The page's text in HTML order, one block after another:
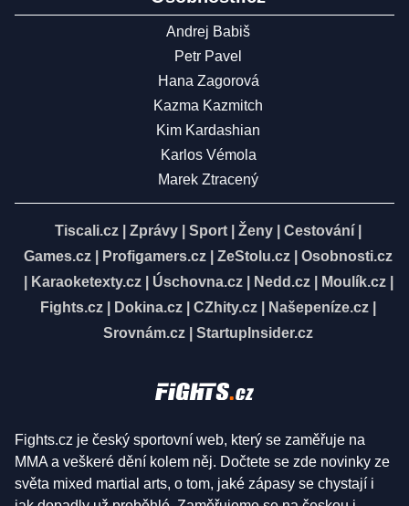
Andrej Babiš
Petr Pavel
Hana Zagorová
Kazma Kazmitch
Kim Kardashian
Karlos Vémola
Marek Ztracený
Tiscali.cz Zprávy Sport Ženy Cestování
Games.cz
Profigamers.cz ZeStolu.cz
Osobnosti.cz
Karaoketexty.cz| Úschovna.cz| Nedd.cz| Moulík.cz|
Fights.cz
Dokina.cz CZhity.cz Našepeníze.cz
Srovnám.cz
StartupInsider.cz
Fights.cz je český sportovní web, který se zaměřuje na
MMA a veškeré dění kolem něj. Dočtete se zde novinky ze
světa mixed martial arts, o tom, jaké zápasy se chystají i